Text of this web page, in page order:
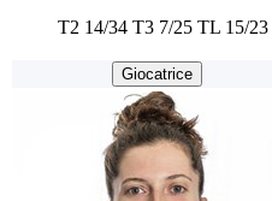
T2 14/34 T3 7/25 TL 15/23
Giocatrice